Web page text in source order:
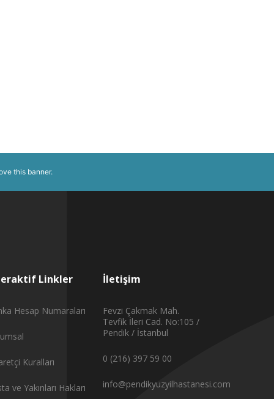
this banner.
Linkler
Hesap Numaraları
Kuralları
ve Yakınları Hakları
İletişim
Fevzi Çakmak Mah.
Tevfik İleri Cad. No:105 /
Pendik / İstanbul
0 (216) 397 59 00
info@pendikyuzyilhastanesi.com